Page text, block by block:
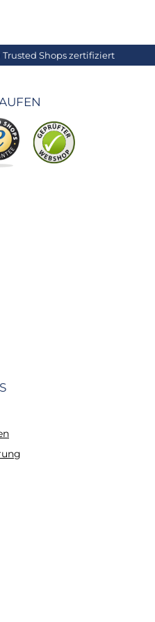
Trusted Shops zertifiziert